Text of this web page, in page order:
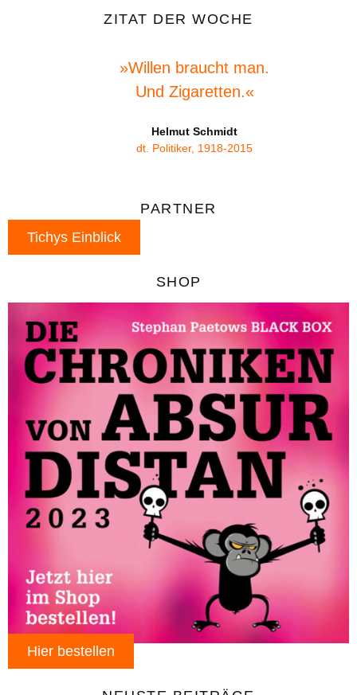
ZITAT DER WOCHE
»Willen braucht man.
Und Zigaretten.«
Helmut Schmidt
dt. Politiker, 1918-2015
PARTNER
Tichys Einblick
SHOP
Hier bestellen